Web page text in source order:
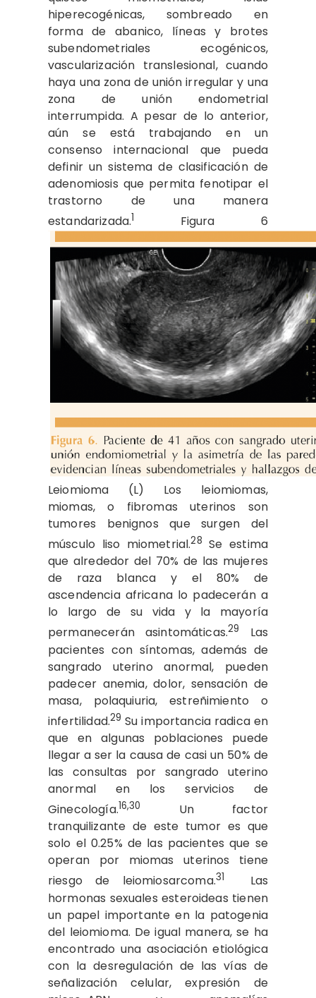
hiperecogénicas, sombreado en
forma de abanico, líneas y brotes
subendometriales ecogénicos,
vascularización translesional, cuando
haya una zona de unión irregular y una
zona de unión endometrial
interrumpida. A pesar de lo anterior,
aún se está trabajando en un
consenso internacional que pueda
definir un sistema de clasificación de
adenomiosis que permita fenotipar el
trastorno de una manera
estandarizada.1 Figura 6
Leiomioma (L) Los leiomiomas,
miomas, o fibromas uterinos son
tumores benignos que surgen del
músculo liso miometrial.28 Se estima
que alrededor del 70% de las mujeres
de raza blanca y el 80% de
ascendencia africana lo padecerán a
lo largo de su vida y la mayoría
permanecerán asintomáticas.29
Las
pacientes con síntomas, además de
sangrado uterino anormal, pueden
padecer anemia, dolor, sensación de
masa, polaquiuria, estreñimiento o
infertilidad.29 Su importancia radica en
que en algunas poblaciones puede
llegar a ser la causa de casi un 50% de
las consultas por sangrado uterino
anormal en los servicios de
Ginecología.16,30
Un factor
tranquilizante de este tumor es que
solo el 0.25% de las pacientes que se
operan por miomas uterinos tiene
riesgo de leiomiosarcoma.31
Las
hormonas sexuales esteroideas tienen
un papel importante en la patogenia
del leiomioma. De igual manera, se ha
encontrado una asociación etiológica
con la desregulación de las vías de
señalización celular, expresión de